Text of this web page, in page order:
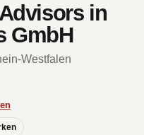
in
GmbH
Westfalen